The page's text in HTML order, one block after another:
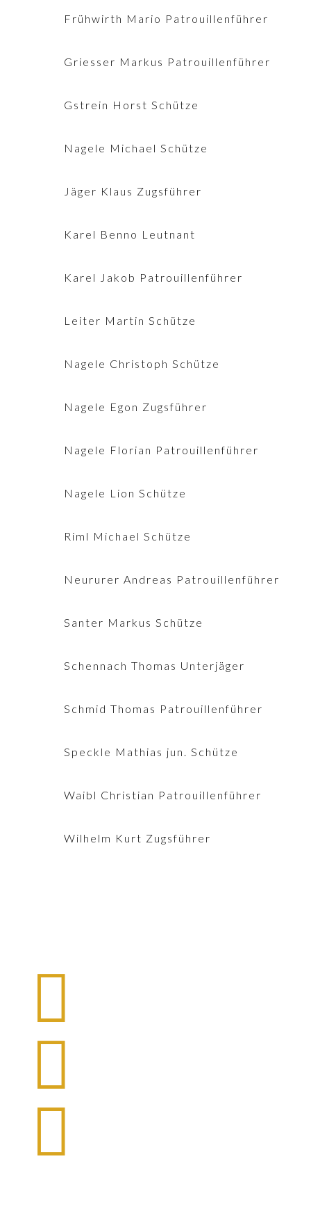
Frühwirth Mario Patrouillenführer
Griesser Markus Patrouillenführer
Gstrein Horst Schütze
Nagele Michael Schütze
Jäger Klaus Zugsführer
Karel Benno Leutnant
Karel Jakob Patrouillenführer
Leiter Martin Schütze
Nagele Christoph Schütze
Nagele Egon Zugsführer
Nagele Florian Patrouillenführer
Nagele Lion Schütze
Riml Michael Schütze
Neururer Andreas Patrouillenführer
Santer Markus Schütze
Schennach Thomas Unterjäger
Schmid Thomas Patrouillenführer
Speckle Mathias jun. Schütze
Waibl Christian Patrouillenführer
Wilhelm Kurt Zugsführer


